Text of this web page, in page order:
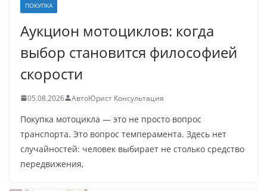
ПОКУПКА
Аукцион мотоциклов: когда
выбор становится философией
скорости
05.08.2026 АвтоЮрист Консультация
Покупка мотоцикла — это не просто вопрос
транспорта. Это вопрос темперамента. Здесь нет
случайностей: человек выбирает не столько средство
передвижения,